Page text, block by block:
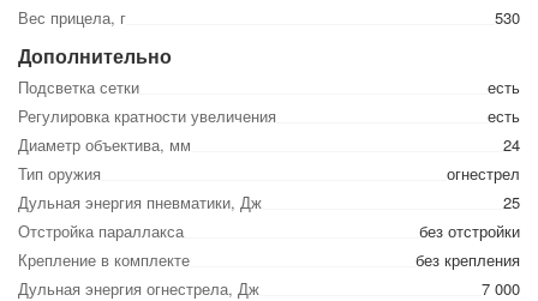
Вес прицела, г 530
Дополнительно
Подсветка сетки
есть
Регулировка кратности увеличения
есть
Диаметр объектива, мм
24
Тип оружия
огнестрел
Дульная энергия пневматики, Дж
25
Отстройка параллакса
без отстройки
Крепление в комплекте
без крепления
Дульная энергия огнестрела, Дж
7 000